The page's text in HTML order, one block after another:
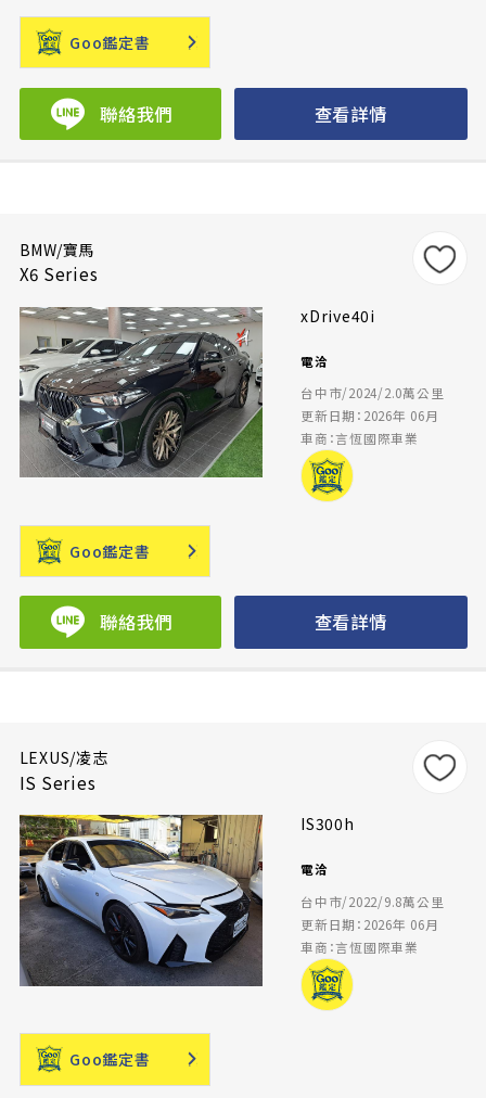
Goo鑑定書
聯絡我們 查看詳情
BMW/寶馬
X6 Series
xDrive40i
電洽
台中市/2024/2.0萬公里
更新日期：2026年 06月
車商：言恆國際車業
Goo鑑定書
聯絡我們 查看詳情
LEXUS/凌志
IS Series
IS300h
電洽
台中市/2022/9.8萬公里
更新日期：2026年 06月
車商：言恆國際車業
Goo鑑定書